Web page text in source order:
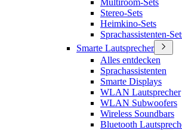
Multiroom-Sets
Stereo-Sets
Heimkino-Sets
Sprachassistenten-
Smarte Lautsprecher
Alles entdecken
Sprachassistenten
Smarte Displays
WLAN Lautsprecher
WLAN Subwoofers
Wireless Soundbars
Bluetooth